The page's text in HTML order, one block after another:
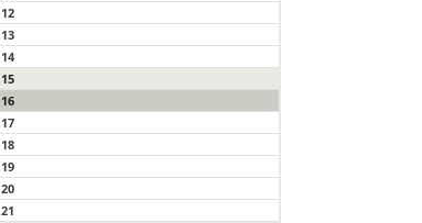
ALLE ER MEGET VELKOMNE TIL AT DELTAGE MED OG UDEN HUND.				YDERLIGERE OPLYSNINGER KAN FÅS HOS MARCH-UDVALGET:
12
13
14
15
16
17
18
19
20
21